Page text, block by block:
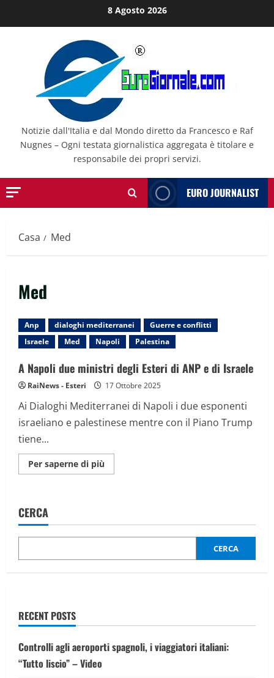
al
8 Agosto 2026
Notizie dall'Italia e dal Mondo diretto da Francesco e Raf
Nugnes – Ogni testata giornalistica aggregata è titolare e
responsabile dei propri servizi.
EURO JOURNALIST
Casa Med
Med
Anp dialoghi mediterranei
Guerre e conflitti
Israele
Med Napoli Palestina
A Napoli due ministri degli Esteri di ANP e di Israele
RaiNews - Esteri 17 Ottobre 2025
Ai Dialoghi Mediterranei di Napoli i due esponenti
israeliano e palestinese mentre con il Piano Trump
tiene...
Per saperne di più
informazioni
degli
di
e
CERCA
CERCA
RECENT POSTS
Controlli agli aeroporti spagnoli, i viaggiatori italiani:
“Tutto liscio” – Video